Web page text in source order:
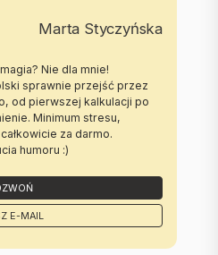
nr: 803)
Virgo
Marta Styczyńska
Nie dla mnie!
sprawnie przejść przez
od pierwszej kalkulacji po
Minimum stresu,
za darmo.
humoru :)
E-MAIL